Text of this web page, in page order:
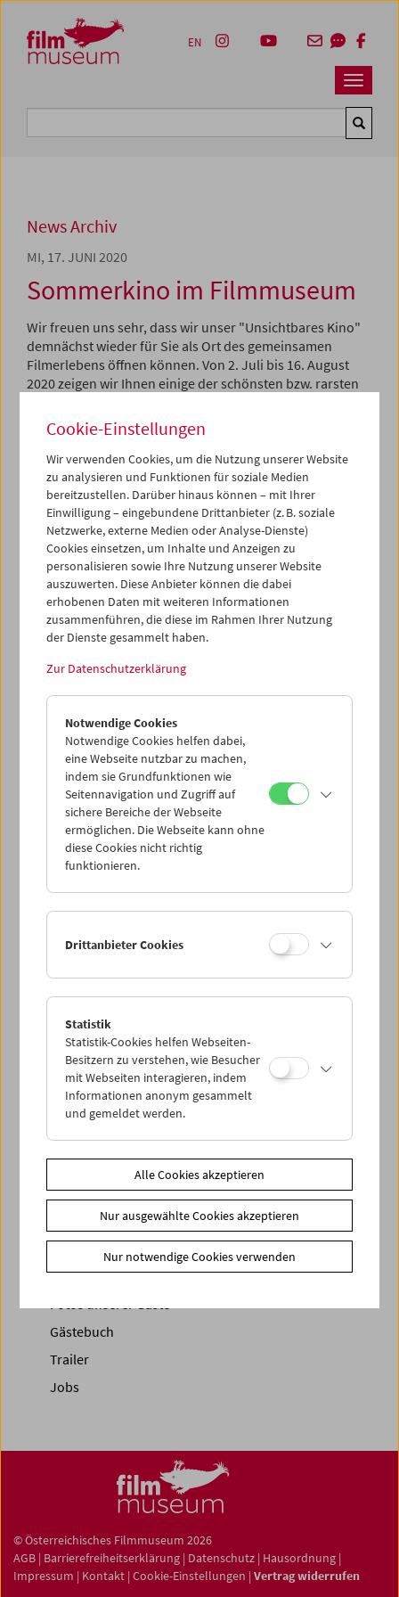
Zum Inhalt
Zum Hauptmenü
Zur Servicenavigation
Zum Suche
Navbar
EN
News Archiv
MI, 17. JUNI 2020
Sommerkino im Filmmuseum
Wir freuen uns sehr, dass wir unser "Unsichtbares Kino"
demnächst wieder für Sie als Ort des gemeinsamen
Filmerlebens öffnen können. Von 2. Juli bis 16. August
2020 zeigen wir Ihnen einige der schönsten bzw. rarsten
Leinwand – erstmals in einem angenehm kühlen
Ambiente bei neu eingebauter Klimaanlage.
Informationen über die Maßnahmen, die wir setzen, um
bei einem Besuch des Filmmuseums die höchstmögliche
Sicherheit zu gewährleisten, finden Siehier.
Ab 18. Juni können jedenfalls Tickets über unsere
Homepage sowie per Telefon reserviert werden.
Kassaöffnungszeiten ab 1. Juli bis 16. August 2020
Geöffnet nur an Spieltagen ab 18.00 Uhr. Ab 30 Minuten
vor Beginn werden nur mehr Karten für die unmittelbar
bevorstehende Vorführung verkauft.
Unsere Maßnahmen für Ihre Sicherheit
Program Summer Cinema
COVID-19 Measures FAQ
< zurück zur Übersicht
Share on
News Archiv
Newsletter
Gästebuch
Trailer
Jobs
© Österreichisches Filmmuseum 2026
AGB | Barrierefreiheitserklärung | Datenschutz | Hausordnung |
Impressum | Kontakt | Cookie-Einstellungen | Vertrag widerrufen
Cookie-Einstellungen
Wir verwenden Cookies, um die Nutzung unserer Website
zu analysieren und Funktionen für soziale Medien
bereitzustellen. Darüber hinaus können – mit Ihrer
Einwilligung – eingebundene Drittanbieter (z. B. soziale
Netzwerke, externe Medien oder Analyse-Dienste)
Cookies einsetzen, um Inhalte und Anzeigen zu
personalisieren sowie Ihre Nutzung unserer Website
auszuwerten. Diese Anbieter können die dabei
erhobenen Daten mit weiteren Informationen
zusammenführen, die diese im Rahmen Ihrer Nutzung
der Dienste gesammelt haben.
Zur Datenschutzerklärung
Notwendige Cookies
Notwendige Cookies helfen dabei,
eine Webseite nutzbar zu machen,
indem sie Grundfunktionen wie
Seitennavigation und Zugriff auf
sichere Bereiche der Webseite
ermöglichen. Die Webseite kann ohne
diese Cookies nicht richtig
funktionieren.
Drittanbieter Cookies
Statistik
Statistik-Cookies helfen Webseiten-
Besitzern zu verstehen, wie Besucher
mit Webseiten interagieren, indem
Informationen anonym gesammelt
und gemeldet werden.
Alle Cookies akzeptieren
Nur ausgewählte Cookies akzeptieren
Nur notwendige Cookies verwenden